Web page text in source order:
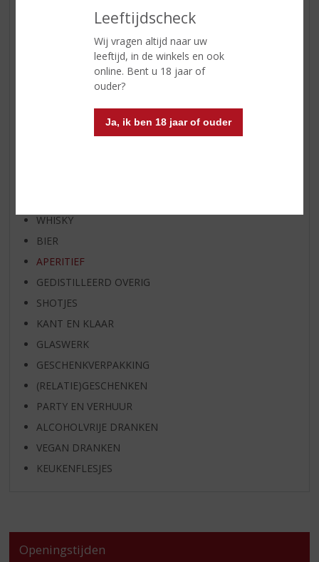
Leeftijdscheck
Wij vragen altijd naar uw
leeftijd, in de winkels en ook
online. Bent u 18 jaar of
ouder?
Ja, ik ben 18 jaar of ouder
WIJN VAN DE MAAND
WHISKY VAN DE MAAND
RUM VAN DE MAAND
BIER VAN DE MAAND
EXCLUSIEF TOPSLIJTER
WHISKY
BIER
APERITIEF
GEDISTILLEERD OVERIG
SHOTJES
KANT EN KLAAR
GLASWERK
GESCHENKVERPAKKING
(RELATIE)GESCHENKEN
PARTY EN VERHUUR
ALCOHOLVRIJE DRANKEN
VEGAN DRANKEN
KEUKENFLESJES
Openingstijden